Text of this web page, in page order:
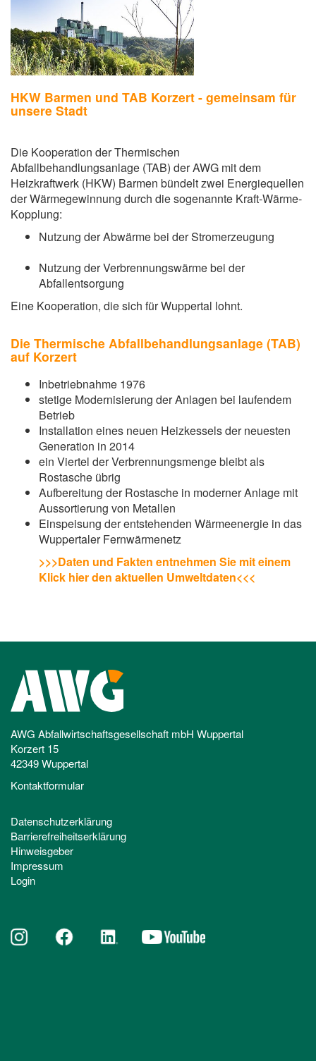
HKW Barmen und TAB Korzert - gemeinsam für
unsere Stadt
Die Kooperation der Thermischen
Abfallbehandlungsanlage (TAB) der AWG mit dem
Heizkraftwerk (HKW) Barmen bündelt zwei Energiequellen
der Wärmegewinnung durch die sogenannte Kraft-Wärme-
Kopplung:
Nutzung der Abwärme bei der Stromerzeugung
Nutzung der Verbrennungswärme bei der
Abfallentsorgung
Eine Kooperation, die sich für Wuppertal lohnt.
Die Thermische Abfallbehandlungsanlage (TAB)
auf Korzert
Inbetriebnahme 1976
stetige Modernisierung der Anlagen bei laufendem
Betrieb
Installation eines neuen Heizkessels der neuesten
Generation in 2014
ein Viertel der Verbrennungsmenge bleibt als
Rostasche übrig
Aufbereitung der Rostasche in moderner Anlage mit
Aussortierung von Metallen
Einspeisung der entstehenden Wärmeenergie in das
Wuppertaler Fernwärmenetz
>>>Daten und Fakten entnehmen Sie mit einem
Klick hier den aktuellen Umweltdaten<<<
AWG Abfallwirtschaftsgesellschaft mbH Wuppertal
Korzert 15
42349 Wuppertal
Kontaktformular
Datenschutzerklärung
Barrierefreiheitserklärung
Hinweisgeber
Impressum
Login